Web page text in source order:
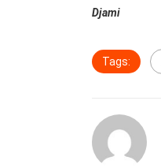
Djami
Tags: